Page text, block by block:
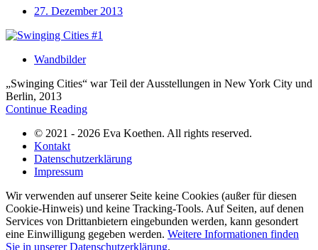
27. Dezember 2013
Wandbilder
„Swinging Cities“ war Teil der Ausstellungen in New York City und
Berlin, 2013
Continue Reading
© 2021 - 2026 Eva Koethen. All rights reserved.
Kontakt
Datenschutzerklärung
Impressum
Wir verwenden auf unserer Seite keine Cookies (außer für diesen
Cookie-Hinweis) und keine Tracking-Tools. Auf Seiten, auf denen
Services von Drittanbietern eingebunden werden, kann gesondert
eine Einwilligung gegeben werden. Weitere Informationen finden
Sie in unserer Datenschutzerklärung.